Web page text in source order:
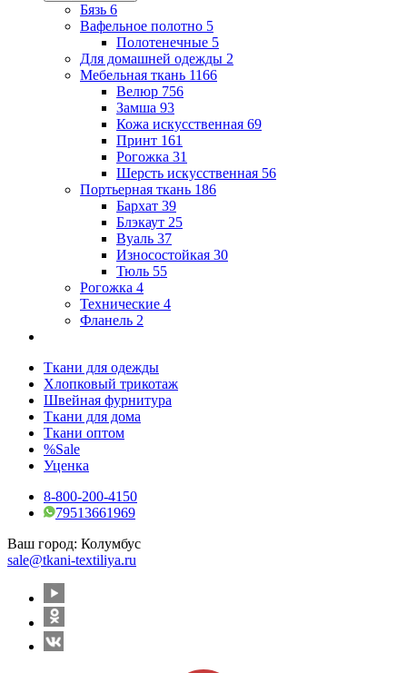
Бязь 6
Вафельное полотно 5
Полотенечные 5
Для домашней одежды 2
Мебельная ткань 1166
Велюр 756
Замша 93
Кожа искусственная 69
Принт 161
Рогожка 31
Шерсть искусственная 56
Портьерная ткань 186
Бархат 39
Блэкаут 25
Вуаль 37
Износостойкая 30
Тюль 55
Рогожка 4
Технические 4
Фланель 2
Ткани для одежды
Хлопковый трикотаж
Швейная фурнитура
Ткани для дома
Ткани оптом
%Sale
Уценка
8-800-200-4150
79513661969
Ваш город: Колумбус
sale@tkani-textiliya.ru